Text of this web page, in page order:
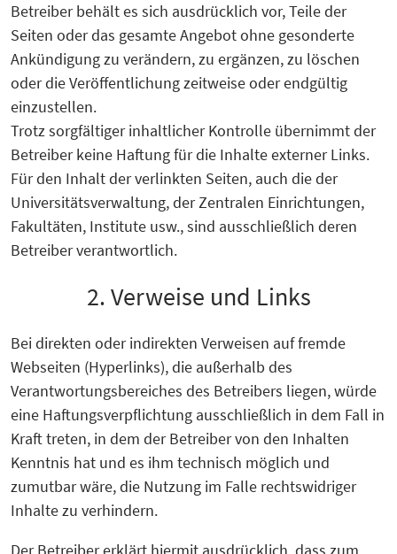
Betreiber behält es sich ausdrücklich vor, Teile der
Seiten oder das gesamte Angebot ohne gesonderte
Ankündigung zu verändern, zu ergänzen, zu löschen
oder die Veröffentlichung zeitweise oder endgültig
einzustellen.
Trotz sorgfältiger inhaltlicher Kontrolle übernimmt der
Betreiber keine Haftung für die Inhalte externer Links.
Für den Inhalt der verlinkten Seiten, auch die der
Universitätsverwaltung, der Zentralen Einrichtungen,
Fakultäten, Institute usw., sind ausschließlich deren
Betreiber verantwortlich.
2. Verweise und Links
Bei direkten oder indirekten Verweisen auf fremde
Webseiten (Hyperlinks), die außerhalb des
Verantwortungsbereiches des Betreibers liegen, würde
eine Haftungsverpflichtung ausschließlich in dem Fall in
Kraft treten, in dem der Betreiber von den Inhalten
Kenntnis hat und es ihm technisch möglich und
zumutbar wäre, die Nutzung im Falle rechtswidriger
Inhalte zu verhindern.